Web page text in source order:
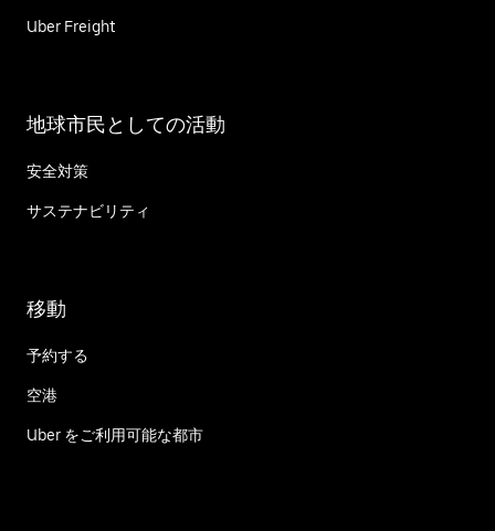
Uber Freight
地球市民としての活動
安全対策
サステナビリティ
移動
予約する
空港
Uber をご利用可能な都市